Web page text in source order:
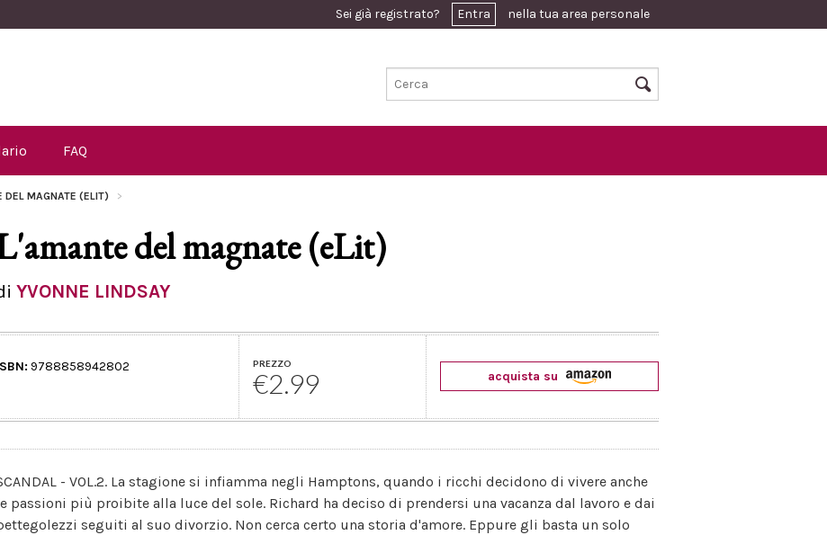
Sei già registrato? Entra nella tua area personale
FAQ
DEL MAGNATE (ELIT)
del magnate (eLit)
YVONNE LINDSAY
9788858942802 PREZZO
€2.99 acquista su
- VOL.2. La stagione si infiamma negli Hamptons, quando i ricchi decidono di vivere anche
passioni più proibite alla luce del sole. Richard ha deciso di prendersi una vacanza dal lavoro e dai
seguiti al suo divorzio. Non cerca certo una storia d'amore. Eppure gli basta un solo